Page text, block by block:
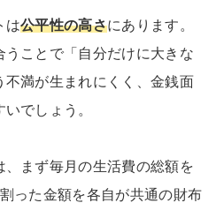
は公平性の高さにあります。
ことで「自分だけに大きな
不満が生まれにくく、金銭面
でしょう。
まず毎月の生活費の総額を
った金額を各自が共通の財布